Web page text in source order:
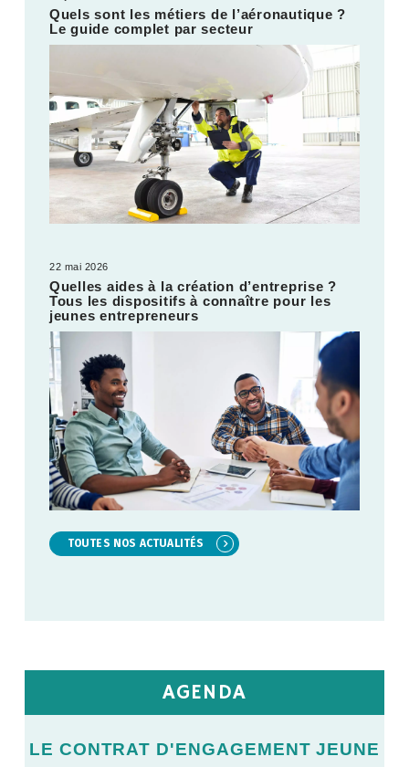
Quels sont les métiers de l’aéronautique ?
Le guide complet par secteur
22 mai 2026
Quelles aides à la création d’entreprise ?
Tous les dispositifs à connaître pour les
jeunes entrepreneurs
TOUTES NOS ACTUALITÉS
AGENDA
LE CONTRAT D'ENGAGEMENT JEUNE